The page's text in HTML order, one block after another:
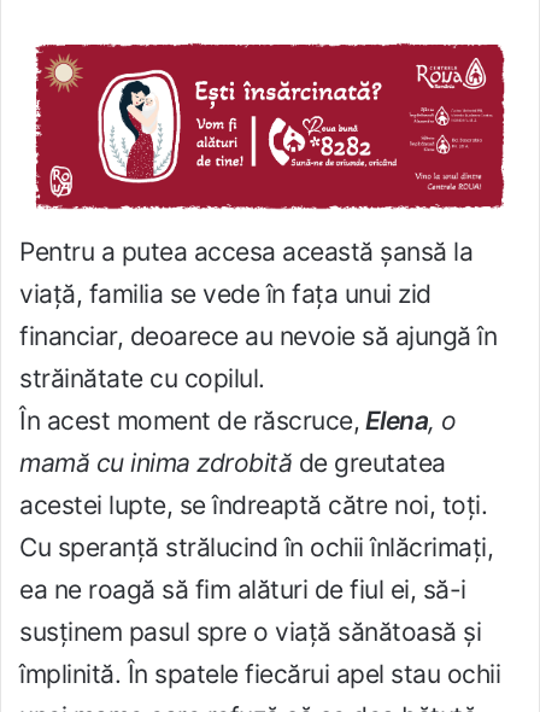
Pentru a putea accesa această șansă la
viață, familia se vede în fața unui zid
financiar, deoarece au nevoie să ajungă în
străinătate cu copilul.
În acest moment de răscruce, Elena, o
mamă cu inima zdrobită de greutatea
acestei lupte, se îndreaptă către noi, toți.
Cu speranță strălucind în ochii înlăcrimați,
ea ne roagă să fim alături de fiul ei, să-i
susținem pasul spre o viață sănătoasă și
împlinită. În spatele fiecărui apel stau ochii